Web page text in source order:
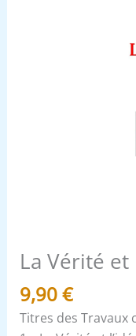
La Vérité
9,90€
Titres des Travaux